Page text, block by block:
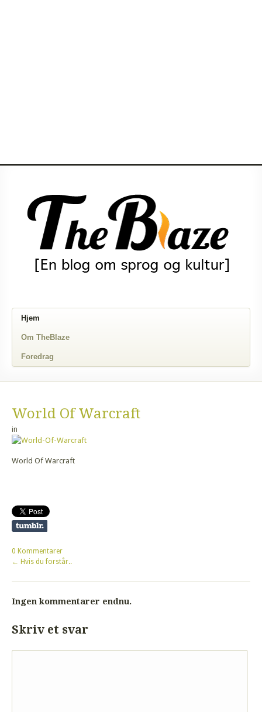
Hjem
Om TheBlaze
Foredrag
World Of Warcraft
in
World Of Warcraft
0 Kommentarer
← Hvis du forstår..
Ingen kommentarer endnu.
Skriv et svar